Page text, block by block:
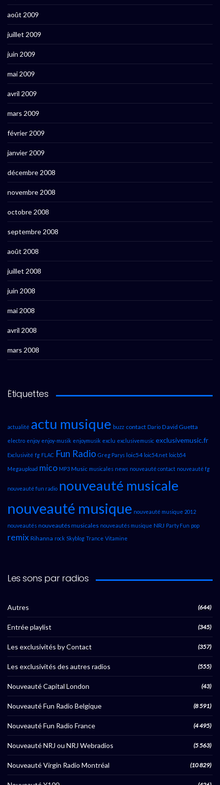
août 2009
juillet 2009
juin 2009
mai 2009
avril 2009
mars 2009
février 2009
janvier 2009
décembre 2008
novembre 2008
octobre 2008
septembre 2008
août 2008
juillet 2008
juin 2008
mai 2008
avril 2008
mars 2008
Étiquettes
actualité actu musique buzz contact Dario David Guetta
electro enjoy enjoy-musik enjoymusik exclu exclusivemusic exclusivemusic.fr
Exclusivité fg FLAC Fun Radio Greg Parys loic54 loic54.net loicb54
Megaupload mico MP3 Music musicales news nouveauté contact nouveauté fg
nouveauté fun radio nouveauté musicale
nouveauté musique nouveauté musique 2012
nouveautés nouveautés musicales nouveautés musique NRJ Party Fun pop
remix Rihanna rock Skyblog Trance Vitamine
Les sons par radios
Autres (644)
Entrée playlist (345)
Les exclusivités by Contact (357)
Les exclusivités des autres radios (555)
Nouveauté Capital London (43)
Nouveauté Fun Radio Belgique (8 591)
Nouveauté Fun Radio France (4 495)
Nouveauté NRJ ou NRJ Webradios (5 563)
Nouveauté Virgin Radio Montréal (10 829)